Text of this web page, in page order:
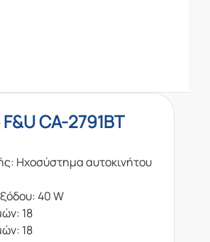
CA-2791BT
Ηχοσύστημα αυτοκινήτου
40 W
18
18